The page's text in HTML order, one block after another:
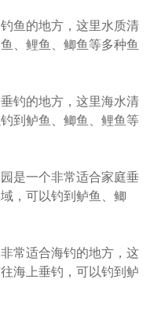
鱼的地方，这里水质清
、鲤鱼、鲫鱼等多种鱼
钓的地方，这里海水清
到鲈鱼、鲫鱼、鲤鱼等
是一个非常适合家庭垂
，可以钓到鲈鱼、鲫
常适合海钓的地方，这
海上垂钓，可以钓到鲈